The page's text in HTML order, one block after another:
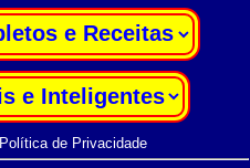
Política de Privacidade